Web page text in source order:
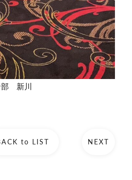
部 新川
to LIST NEXT